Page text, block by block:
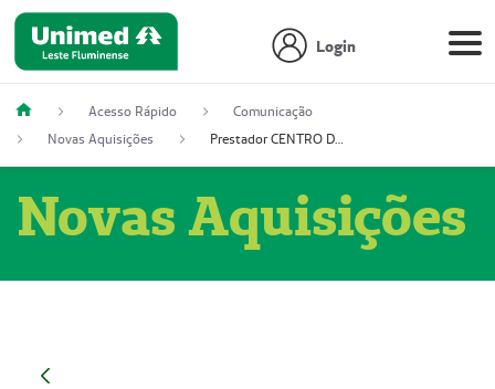
Login
Acesso Rápido
Comunicação
Novas Aquisições
Prestador CENTRO DE ONCOLOGIA
Novas Aquisições